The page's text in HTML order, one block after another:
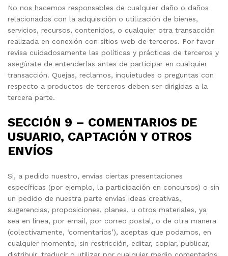
No nos hacemos responsables de cualquier daño o daños
relacionados con la adquisición o utilización de bienes,
servicios, recursos, contenidos, o cualquier otra transacción
realizada en conexión con sitios web de terceros. Por favor
revisa cuidadosamente las políticas y prácticas de terceros y
asegúrate de entenderlas antes de participar en cualquier
transacción. Quejas, reclamos, inquietudes o preguntas con
respecto a productos de terceros deben ser dirigidas a la
tercera parte.
SECCIÓN 9 – COMENTARIOS DE
USUARIO, CAPTACIÓN Y OTROS
ENVÍOS
Si, a pedido nuestro, envías ciertas presentaciones
específicas (por ejemplo, la participación en concursos) o sin
un pedido de nuestra parte envías ideas creativas,
sugerencias, proposiciones, planes, u otros materiales, ya
sea en línea, por email, por correo postal, o de otra manera
(colectivamente, ‘comentarios’), aceptas que podamos, en
cualquier momento, sin restricción, editar, copiar, publicar,